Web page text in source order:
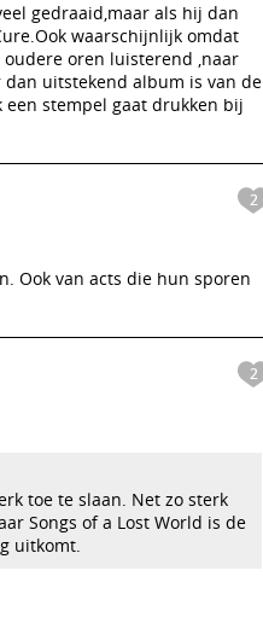
gedraaid,maar als hij dan
waarschijnlijk omdat
oren luisterend ,naar
uitstekend album is van de
stempel gaat drukken bij
2
Ook van acts die hun sporen
2
toe te slaan. Net zo sterk
Songs of a Lost World is de
uitkomt.